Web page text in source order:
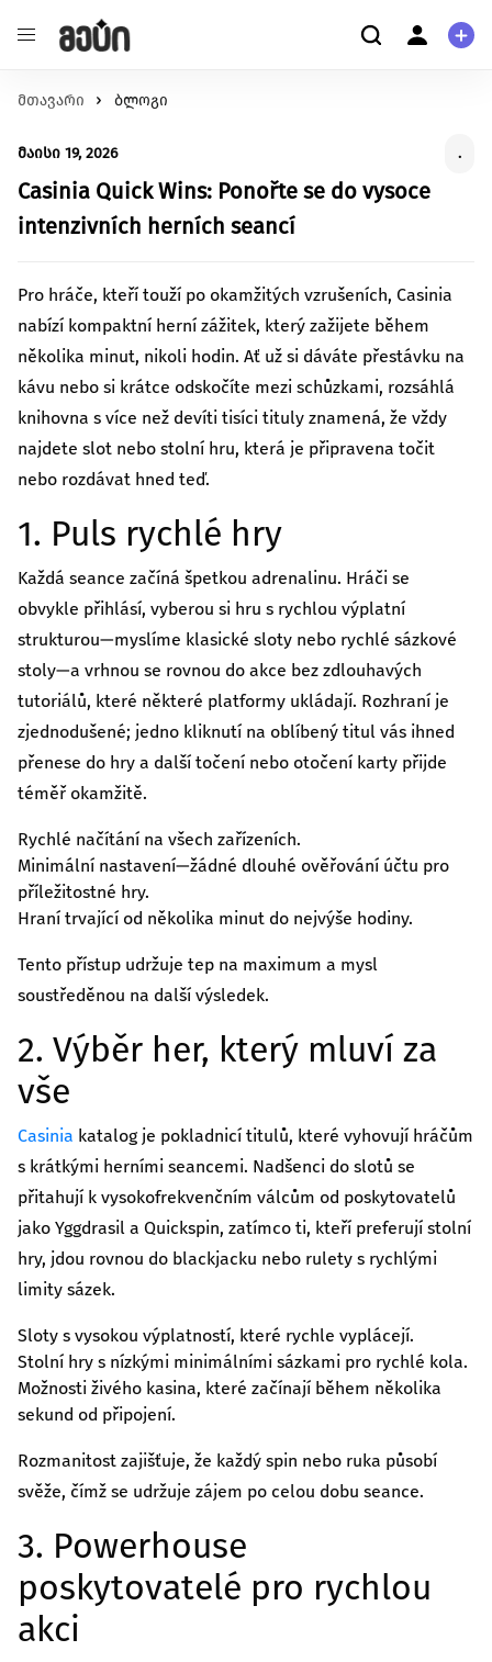
განათლება
ხელმისაწვდომობა
ჯანმრთელობა
შექმენი გარემო უკეთესი მენტალური და ფიზიკური
იზრუნე დედამიწის მომავლზე და დაუჭირე მხარი
გარემოსდაცვით ინიციატივებს
სტარტაპი
გააძლიერე უნიკალური პროდუქტები და შექმენი
ინოვაციები.
კულტურა/ხელოვნება
შექმენი კულტურულ სივრცეები, განავითარე
კრეატიულობა შენს თემში
გაეცი მეტი
თქვენი მხარდაჭერით შევძლებთ მეტი
ცვლილებისა და მეტი განვითარების
უზრუნველყოფას
ყველა ინიციატივა
ჩვენ შესახებ
მომხმარებელი
კითხვა-პასუხი
პერსონალური ინფორმაცია
გაეცანი სახელმძღვანელოს ქრაუდფანდინგის
შესახებ
წაიკითხე მეტი
მთავარი ბლოგი
Casinia Quick Wins: Ponořte se do vysoce
intenzivních herních seancí
მაისი 19, 2026 .
Pro hráče, kteří touží po okamžitých vzrušeních, Casinia
nabízí kompaktní herní zážitek, který zažijete během
několika minut, nikoli hodin. Ať už si dáváte přestávku na
kávu nebo si krátce odskočíte mezi schůzkami, rozsáhlá
knihovna s více než devíti tisíci tituly znamená, že vždy
najdete slot nebo stolní hru, která je připravena točit
nebo rozdávat hned teď.
1. Puls rychlé hry
Každá seance začíná špetkou adrenalinu. Hráči se
obvykle přihlásí, vyberou si hru s rychlou výplatní
strukturou—myslíme klasické sloty nebo rychlé sázkové
stoly—a vrhnou se rovnou do akce bez zdlouhavých
tutoriálů, které některé platformy ukládají. Rozhraní je
zjednodušené; jedno kliknutí na oblíbený titul vás ihned
přenese do hry a další točení nebo otočení karty přijde
téměř okamžitě.
Rychlé načítání na všech zařízeních.
Minimální nastavení—žádné dlouhé ověřování účtu pro
příležitostné hry.
Hraní trvající od několika minut do nejvýše hodiny.
Tento přístup udržuje tep na maximum a mysl
soustředěnou na další výsledek.
2. Výběr her, který mluví za
vše
Casinia katalog je pokladnicí titulů, které vyhovují hráčům
s krátkými herními seancemi. Nadšenci do slotů se
přitahují k vysokofrekvenčním válcům od poskytovatelů
jako Yggdrasil a Quickspin, zatímco ti, kteří preferují stolní
hry, jdou rovnou do blackjacku nebo rulety s rychlými
limity sázek.
Sloty s vysokou výplatností, které rychle vyplácejí.
Stolní hry s nízkými minimálními sázkami pro rychlé kola.
Možnosti živého kasina, které začínají během několika
sekund od připojení.
Rozmanitost zajišťuje, že každý spin nebo ruka působí
svěže, čímž se udržuje zájem po celou dobu seance.
3. Powerhouse
poskytovatelé pro rychlou
akci